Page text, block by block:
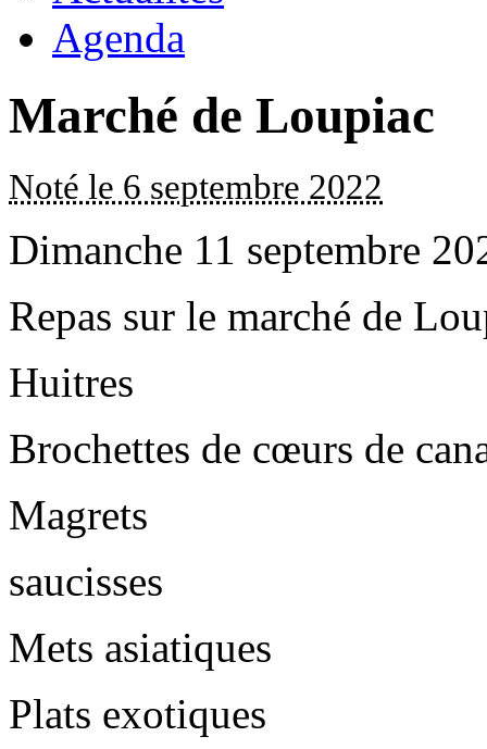
Agenda
Marché de Loupiac
Noté le 6 septembre 2022
Dimanche 11 septembre
Repas sur le marché de
Huitres
Brochettes de cœurs de
Magrets
saucisses
Mets asiatiques
Plats exotiques